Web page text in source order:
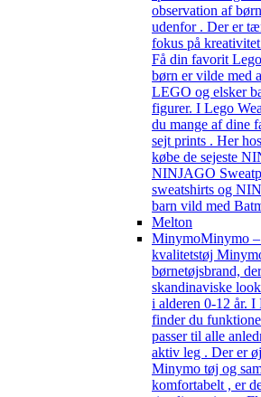
observation af
udenfor . Der er
fokus på
Få din favorit
børn er vilde med
LEGO og elsker
figurer. I Lego
du mange af dine
sejt prints . Her
købe de sejeste
NINJAGO
sweatshirts og
barn vild med
Melton
MinymoMinymo
kvalitetstøj
børnetøjsbrand,
skandinaviske
i alderen 0-12 år.
finder du
passer til alle
aktiv leg . Der er
Minymo tøj og
komfortabelt , er